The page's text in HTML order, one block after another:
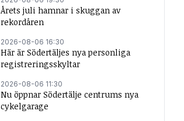
Årets juli hamnar i skuggan av
rekordåren
2026-08-06 16:30
Här är Södertäljes nya personliga
registreringsskyltar
2026-08-06 11:30
Nu öppnar Södertälje centrums nya
cykelgarage